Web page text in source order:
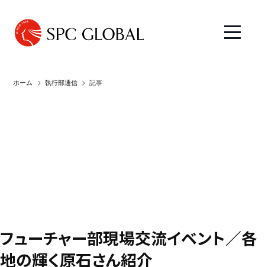
ホーム 執行部通信 記事
フューチャー部現場交流イベント／各
地の輝く原石さん紹介